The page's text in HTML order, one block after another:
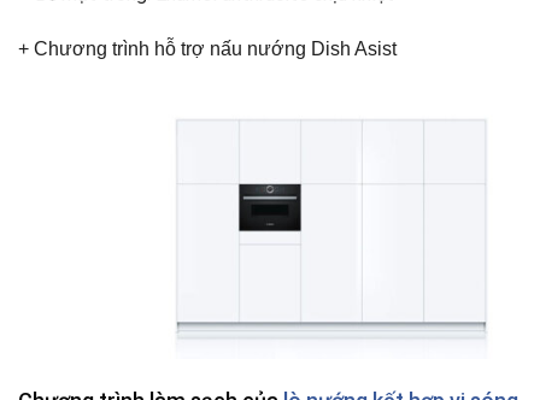
+ Chương trình hỗ trợ nấu nướng Dish Asist